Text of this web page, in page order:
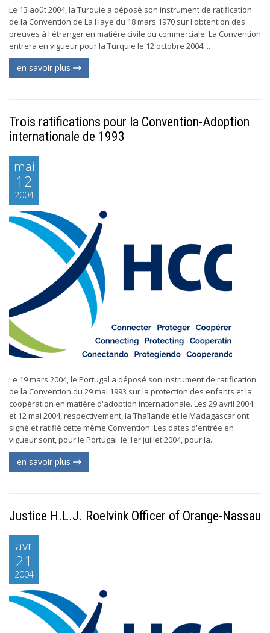
Le 13 août 2004, la Turquie a déposé son instrument de ratification
de la Convention de La Haye du 18 mars 1970 sur l'obtention des
preuves à l'étranger en matière civile ou commerciale. La Convention
entrera en vigueur pour la Turquie le 12 octobre 2004....
en savoir plus
Trois ratifications pour la Convention-Adoption
internationale de 1993
mai
12
2004
Le 19 mars 2004, le Portugal a déposé son instrument de ratification
de la Convention du 29 mai 1993 sur la protection des enfants et la
coopération en matière d'adoption internationale. Les 29 avril 2004
et 12 mai 2004, respectivement, la Thaïlande et le Madagascar ont
signé et ratifié cette même Convention. Les dates d'entrée en
vigueur sont, pour le Portugal: le 1er juillet 2004, pour la...
en savoir plus
Justice H.L.J. Roelvink Officer of Orange-Nassau
avr
21
2004